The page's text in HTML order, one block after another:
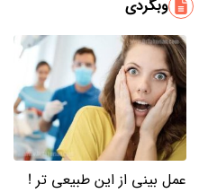
وبگردی
عمل بینی از این طبیعی تر !